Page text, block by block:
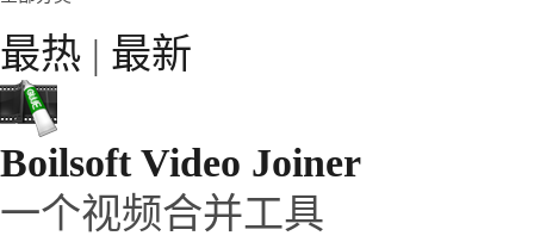
最热 | 最新
Boilsoft Video Joiner
一个视频合并工具